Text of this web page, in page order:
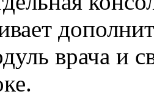
врача и